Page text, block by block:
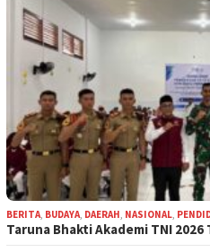
BERITA BUDAYA DAERAH NASIONAL
Taruna Bhakti Akademi TNI